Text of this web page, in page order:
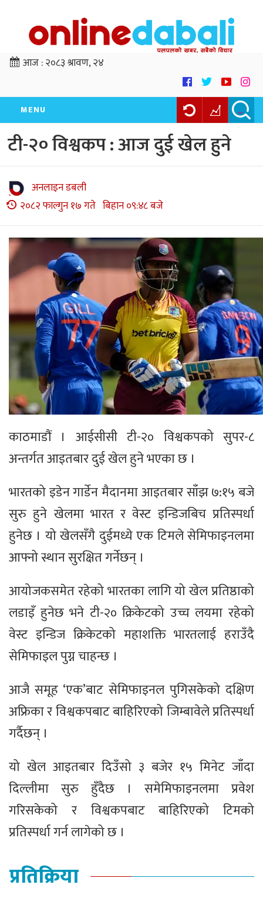
आज :२०८३ श्रावण, २४
MENU
टी-२० विश्वकप : आज दुई खेल हुने
अनलाइन डबली
२०८२ फाल्गुन १७ गते बिहान ०९:४८ बजे
काठमाडौं । आईसीसी टी-२० विश्वकपको सुपर-८
अन्तर्गत आइतबार दुई खेल हुने भएका छ ।
भारतको इडेन गार्डेन मैदानमा आइतबार साँझ ७:१५ बजे
सुरु हुने खेलमा भारत र वेस्ट इन्डिजबिच प्रतिस्पर्धा
हुनेछ । यो खेलसँगै दुईमध्ये एक टिमले सेमिफाइनलमा
आफ्नो स्थान सुरक्षित गर्नेछन् ।
आयोजकसमेत रहेको भारतका लागि यो खेल प्रतिष्ठाको
लडाइँ हुनेछ भने टी-२० क्रिकेटको उच्च लयमा रहेको
वेस्ट इन्डिज क्रिकेटको महाशक्ति भारतलाई हराउँदै
सेमिफाइल पुग्न चाहन्छ ।
आजै समूह ‘एक’बाट सेमिफाइनल पुगिसकेको दक्षिण
अफ्रिका र विश्वकपबाट बाहिरिएको जिम्बावेले प्रतिस्पर्धा
गर्दैछन् ।
यो खेल आइतबार दिउँसो ३ बजेर १५ मिनेट जाँदा
दिल्लीमा सुरु हुँदैछ । समेमिफाइनलमा प्रवेश
गरिसकेको र विश्वकपबाट बाहिरिएको टिमको
प्रतिस्पर्धा गर्न लागेको छ ।
प्रतिक्रिया